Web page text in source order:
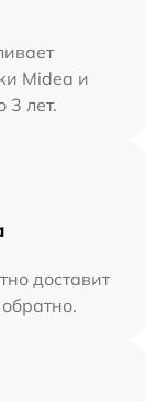
Midea и
3 лет.
доставит